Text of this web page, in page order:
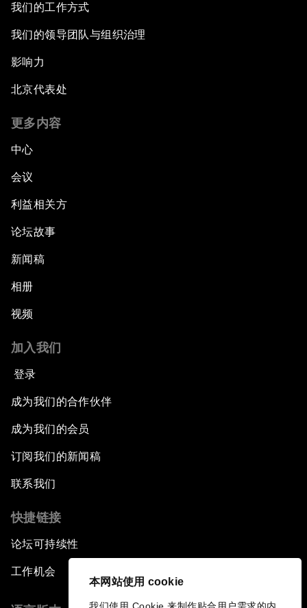
本网站使用 cookie
我们的工作方式
我们的领导团队与组织治理
影响力
北京代表处
更多内容
中心
会议
利益相关方
论坛故事
新闻稿
相册
视频
加入我们
登录
成为我们的合作伙伴
成为我们的会员
订阅我们的新闻稿
联系我们
快捷链接
论坛可持续性
工作机会